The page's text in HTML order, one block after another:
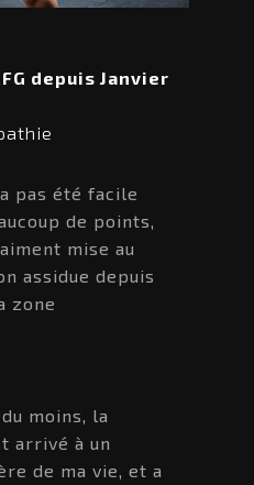
depuis Janvier
pas été facile
de points,
mise au
assidue depuis
zone
moins, la
arrivé à un
de ma vie, et a